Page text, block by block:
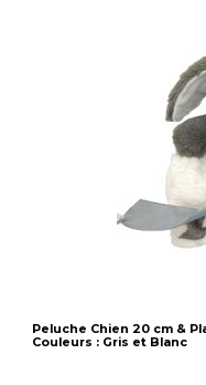
Peluche Chien 20 cm &
Couleurs : Gris et Blanc